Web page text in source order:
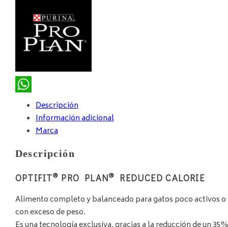
WhatsApp
Descripción
Información adicional
Marca
Descripción
OPTIFIT® PRO PLAN® REDUCED CALORIE
Alimento completo y balanceado para gatos poco activos o
con exceso de peso.